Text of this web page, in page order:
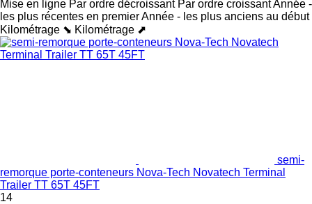
Mise en ligne Par ordre décroissant Par ordre croissantAnnée -
les plus récentes en premierAnnée - les plus anciens au début
Kilométrage ⬊ Kilométrage ⬈
semi-
remorque porte-conteneurs Nova-Tech Novatech Terminal
Trailer TT 65T 45FT
14